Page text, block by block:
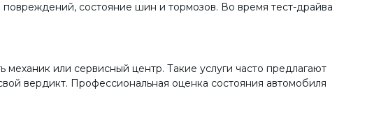
состояние шин и тормозов. Во время тест-драйва
или сервисный центр. Такие услуги часто предлагают
вердикт. Профессиональная оценка состояния автомобиля